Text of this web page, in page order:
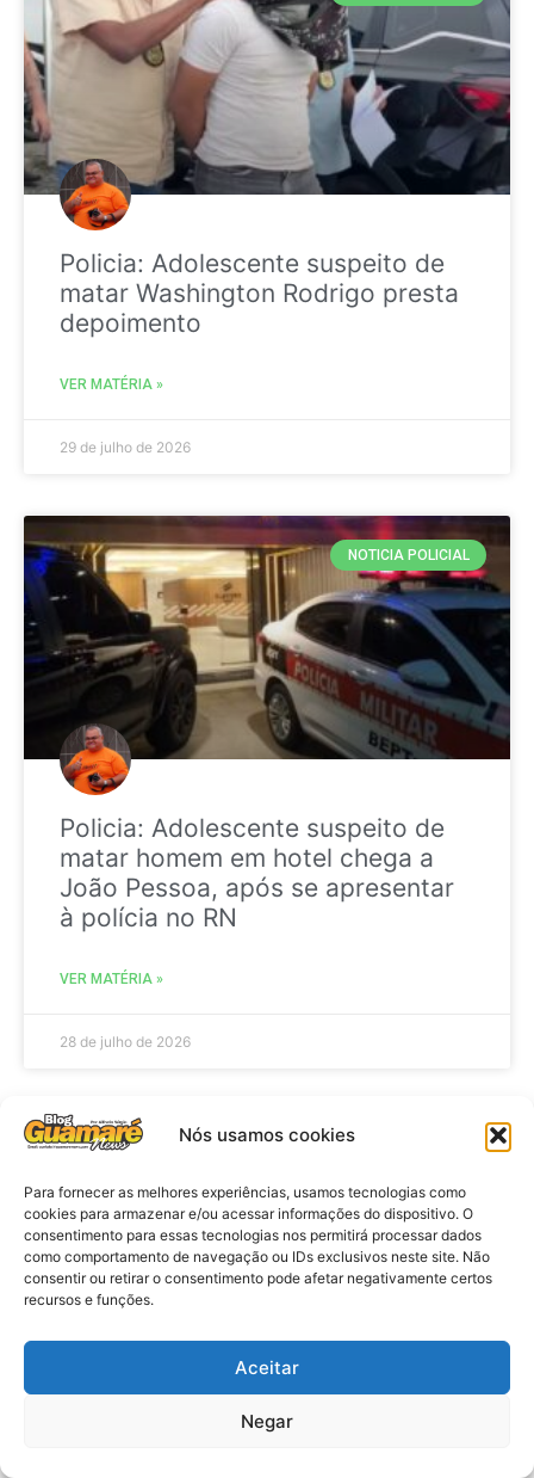
Nós usamos cookies
Para fornecer as melhores experiências, usamos tecnologias como
cookies para armazenar e/ou acessar informações do dispositivo. O
consentimento para essas tecnologias nos permitirá processar dados
como comportamento de navegação ou IDs exclusivos neste site. Não
consentir ou retirar o consentimento pode afetar negativamente certos
recursos e funções.
Aceitar
Negar
Policia: Adolescente suspeito de
matar Washington Rodrigo presta
depoimento
VER MATÉRIA »
29 de julho de 2026
NOTICIA POLICIAL
Policia: Adolescente suspeito de
matar homem em hotel chega a
João Pessoa, após se apresentar
à polícia no RN
VER MATÉRIA »
28 de julho de 2026
Eleições 2026: procuradores e